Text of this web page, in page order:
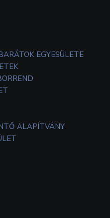
EGYESÜLETE
ALAPÍTVÁNY